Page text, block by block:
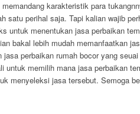
karakteristik para
satu perihal saja. Tapi kalian wajib
untuk menentukan jasa perbaikan
bakal lebih mudah memanfaatkan
perbaikan rumah bocor yang
untuk memilih mana jasa perbaikan
menyeleksi jasa tersebut. Semoga